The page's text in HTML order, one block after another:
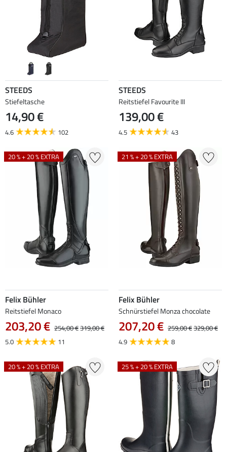
STEEDS
Stiefeltasche
14,90 €
4.6 102
STEEDS
Reitstiefel Favourite III
139,00 €
4.5 43
20 % + 20 % EXTRA
Felix Bühler
Reitstiefel Monaco
203,20 € 254,00 €319,00 €
5.0
11
21 % + 20 % EXTRA
Felix Bühler
Schnürstiefel Monza chocolate
207,20 € 259,00 €329,00 €
4.9
8
20 % + 20 % EXTRA 25 % + 20 % EXTRA